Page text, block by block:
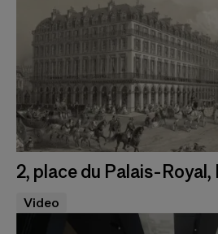
2, place du Palais-Royal,
Video